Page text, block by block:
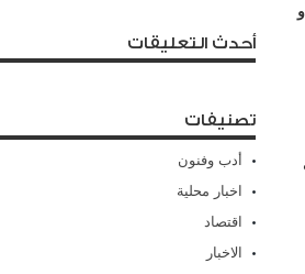
أحدث التعليقات
تصنيفات
أدب وفنون
اخبار محلية
اقتصاد
الاخبار